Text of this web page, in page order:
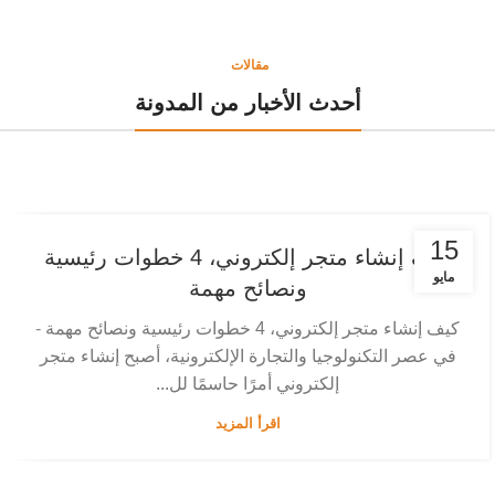
مقالات
أحدث الأخبار من المدونة
15
مايو
كيف إنشاء متجر إلكتروني، 4 خطوات رئيسية
ونصائح مهمة
كيف إنشاء متجر إلكتروني، 4 خطوات رئيسية ونصائح مهمة -
في عصر التكنولوجيا والتجارة الإلكترونية، أصبح إنشاء متجر
إلكتروني أمرًا حاسمًا لل...
اقرأ المزيد